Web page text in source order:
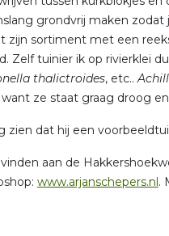
grondvrij maken
zijn sortiment met een
Zelf tuinier ik op rivierklei
thalictroides, etc..
ze staat graag droog
zien dat hij een
aan de
www.arjanschepers.nl.